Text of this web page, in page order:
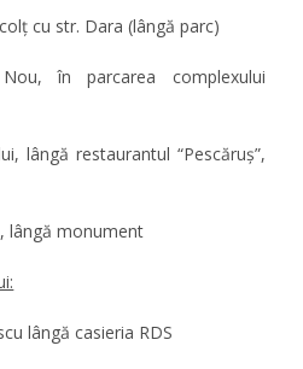
cu str. Dara (lângă parc)
în parcarea complexului
lângă restaurantul “Pescăruș”,
lângă monument
lângă casieria RDS